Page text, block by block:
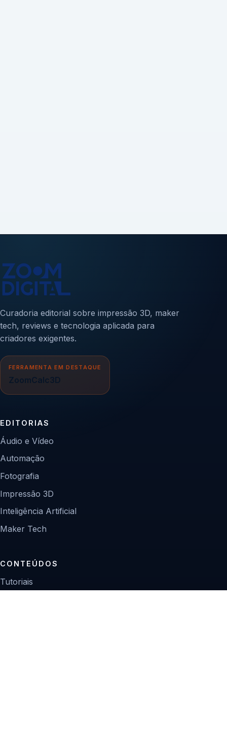
Curadoria editorial sobre impressão 3D, maker
tech, reviews e tecnologia aplicada para
criadores exigentes.
FERRAMENTA EM DESTAQUE
ZoomCalc3D
EDITORIAS
Áudio e Vídeo
Automação
Fotografia
Impressão 3D
Inteligência Artificial
Maker Tech
CONTEÚDOS
Tutoriais